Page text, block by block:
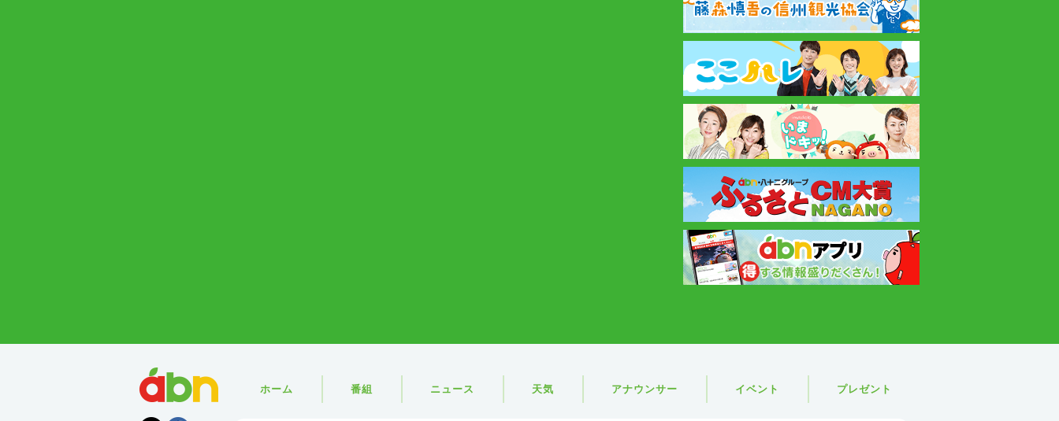
ホーム 番組 ニュース 天気 アナウンサー イベント プレゼント